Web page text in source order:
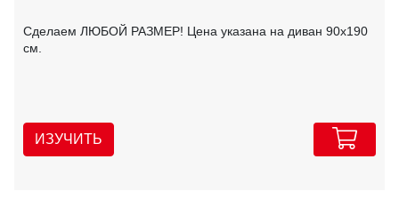
Сделаем ЛЮБОЙ РАЗМЕР! Цена указана на диван 90х190
см.
ИЗУЧИТЬ